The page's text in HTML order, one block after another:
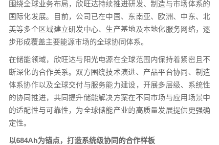
围绕全球业务布局，欣旺达持续推进研发、制造与市场体系的
国际化发展。目前，公司已在中国、东南亚、欧洲、中东、北
美等多个区域建立研发中心、生产基地及本地化服务网络，逐
步形成覆盖主要能源市场的全球协同体系。
在储能领域，欣旺达与阳光电源在全球范围内保持着紧密且不
断深化的合作关系。双方围绕技术演进、产品平台协同、制造
体系协作以及全球交付与服务能力建设，开展多层级、系统性
的协同推进，共同提升储能解决方案在不同市场与应用场景中
的适配性与可靠性，为全球储能产业的高质量发展提供更强确
定性。
以684Ah为锚点，打造系统级协同的合作样板